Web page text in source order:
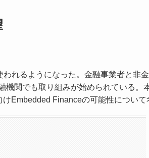
れるようになった。金融事業者と非
機関でも取り組みが始められている。
Embedded Financeの可能性について